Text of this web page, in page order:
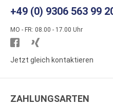
+49 (0) 9306 563 99
MO - FR: 08.00 - 17.00 Uhr
Besuchen
Sie
auf
Sie
auf
Jetzt gleich kontaktieren
ZAHLUNGSARTEN